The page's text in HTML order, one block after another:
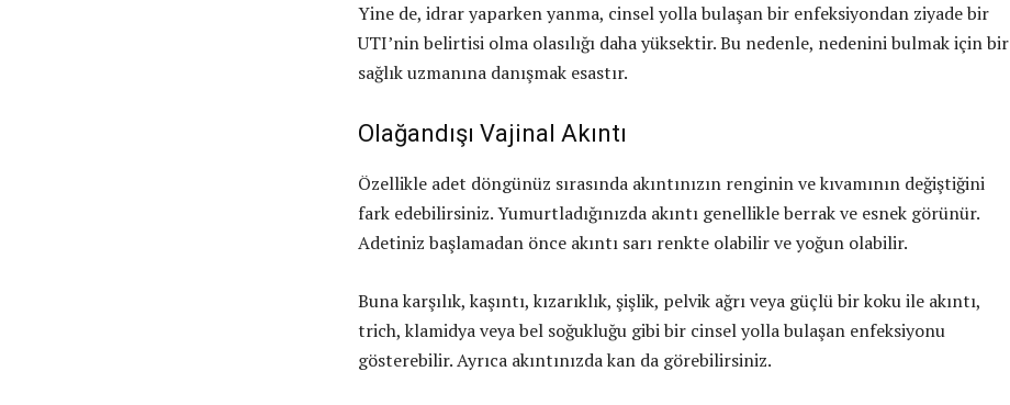
Yine de, idrar yaparken yanma, cinsel yolla bulaşan bir enfeksiyondan ziyade bir
UTI’nin belirtisi olma olasılığı daha yüksektir. Bu nedenle, nedenini bulmak için bir
sağlık uzmanına danışmak esastır.
Olağandışı Vajinal Akıntı
Özellikle adet döngünüz sırasında akıntınızın renginin ve kıvamının değiştiğini
fark edebilirsiniz. Yumurtladığınızda akıntı genellikle berrak ve esnek görünür.
Adetiniz başlamadan önce akıntı sarı renkte olabilir ve yoğun olabilir.
Buna karşılık, kaşıntı, kızarıklık, şişlik, pelvik ağrı veya güçlü bir koku ile akıntı,
trich, klamidya veya bel soğukluğu gibi bir cinsel yolla bulaşan enfeksiyonu
gösterebilir. Ayrıca akıntınızda kan da görebilirsiniz.